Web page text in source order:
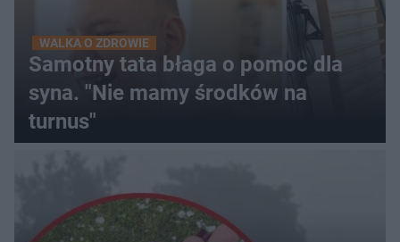
WALKA O ZDROWIE
Samotny tata błaga o pomoc dla
syna. "Nie mamy środków na
turnus"